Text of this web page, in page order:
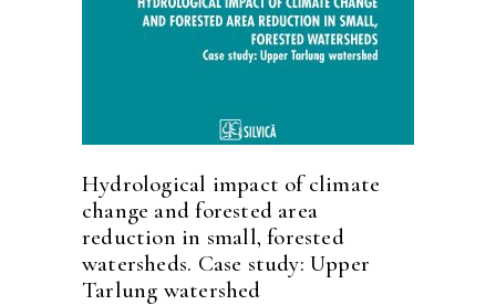
mai
multe
pot
Hydrological impact of climate
change and forested area
reduction in small, forested
watersheds. Case study: Upper
Tarlung watershed